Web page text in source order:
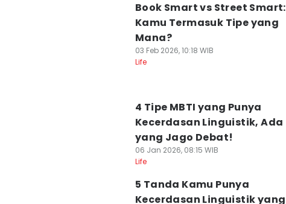
Book Smart vs Street Smart:
Kamu Termasuk Tipe yang
Mana?
03 Feb 2026, 10:18 WIB
Life
4 Tipe MBTI yang Punya
Kecerdasan Linguistik, Ada
yang Jago Debat!
06 Jan 2026, 08:15 WIB
Life
5 Tanda Kamu Punya
Kecerdasan Linguistik yang